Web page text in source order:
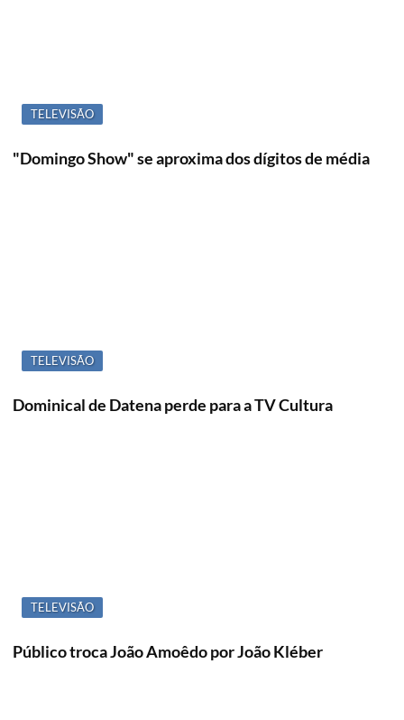
TELEVISÃO
"Domingo Show" se aproxima dos dígitos de média
TELEVISÃO
Dominical de Datena perde para a TV Cultura
TELEVISÃO
Público troca João Amoêdo por João Kléber